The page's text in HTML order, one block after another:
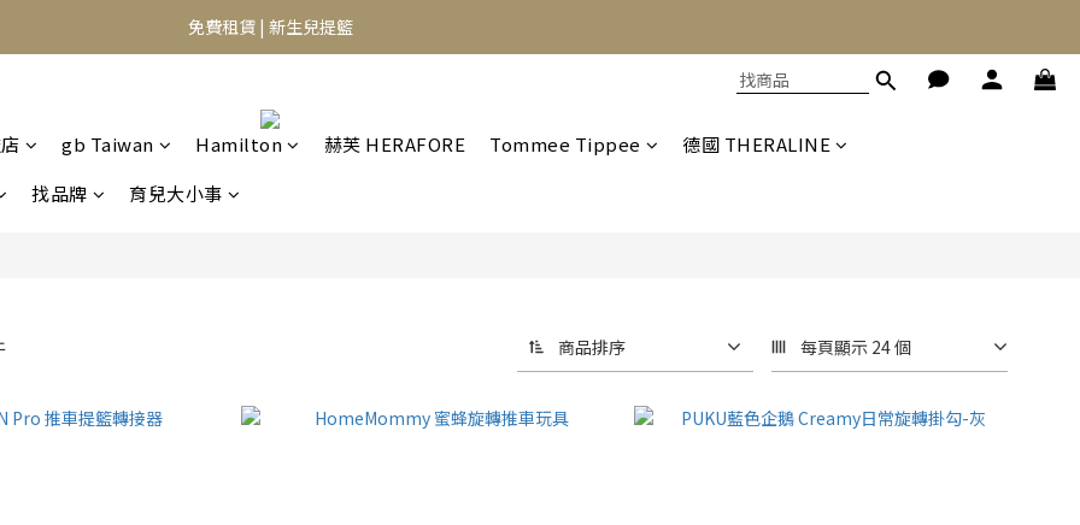
⭐️異膚救星 10天體驗活動⭐️
免費租賃 | 新生兒提籃
gb Taiwan Hamilton 赫芙 HERAFORE Tommee Tippee
德國 THERALINE
找品牌
育兒大小事
商品排序 每頁顯示 24 個